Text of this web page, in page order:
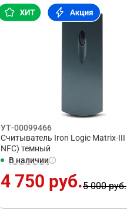
УТ-00099466
Считыватель Iron Logic Matrix-
NFC) темный
В наличии
4 750 руб.5 000 руб.